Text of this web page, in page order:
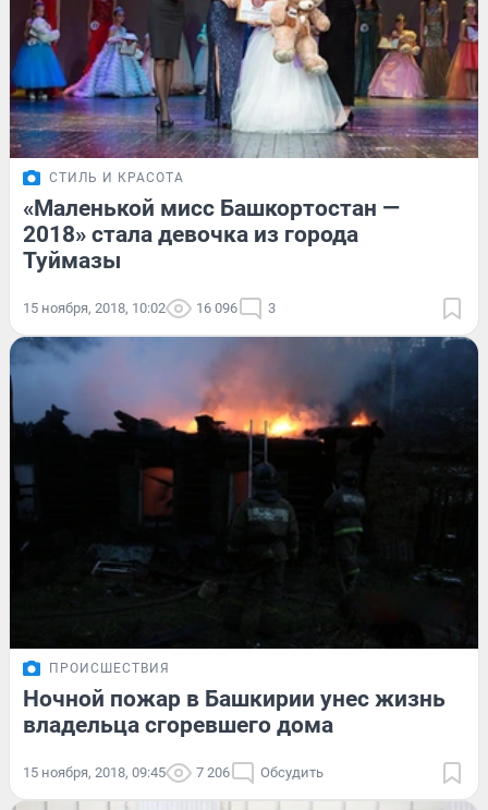
СТИЛЬ И КРАСОТА
«Маленькой мисс Башкортостан —
2018» стала девочка из города
Туймазы
15 ноября, 2018, 10:02 16 096 3
ПРОИСШЕСТВИЯ
Ночной пожар в Башкирии унес жизнь
владельца сгоревшего дома
15 ноября, 2018, 09:45 7 206 Обсудить